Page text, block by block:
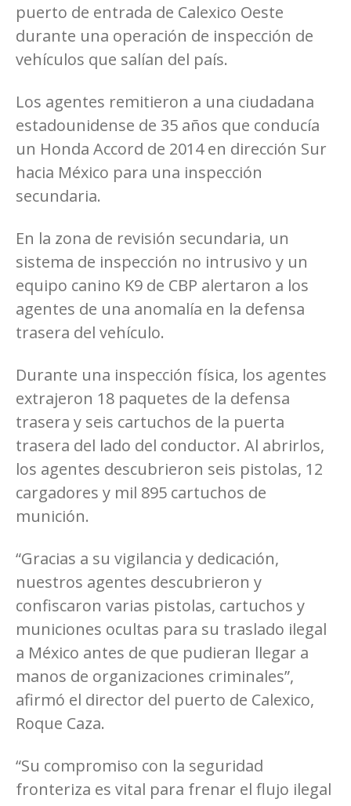
puerto de entrada de Calexico Oeste
durante una operación de inspección de
vehículos que salían del país.
Los agentes remitieron a una ciudadana
estadounidense de 35 años que conducía
un Honda Accord de 2014 en dirección Sur
hacia México para una inspección
secundaria.
En la zona de revisión secundaria, un
sistema de inspección no intrusivo y un
equipo canino K9 de CBP alertaron a los
agentes de una anomalía en la defensa
trasera del vehículo.
Durante una inspección física, los agentes
extrajeron 18 paquetes de la defensa
trasera y seis cartuchos de la puerta
trasera del lado del conductor. Al abrirlos,
los agentes descubrieron seis pistolas, 12
cargadores y mil 895 cartuchos de
munición.
“Gracias a su vigilancia y dedicación,
nuestros agentes descubrieron y
confiscaron varias pistolas, cartuchos y
municiones ocultas para su traslado ilegal
a México antes de que pudieran llegar a
manos de organizaciones criminales”,
afirmó el director del puerto de Calexico,
Roque Caza.
“Su compromiso con la seguridad
fronteriza es vital para frenar el flujo ilegal